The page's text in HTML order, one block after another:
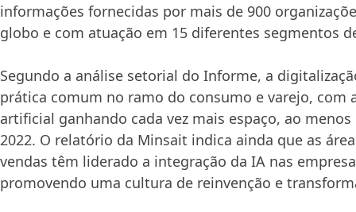
informações fornecidas por mais de 900
globo e com atuação em 15 diferentes segmentos
Segundo a análise setorial do Informe, a
prática comum no ramo do consumo e varejo, com
artificial ganhando cada vez mais espaço, ao
2022. O relatório da Minsait indica ainda que as
vendas têm liderado a integração da IA nas
promovendo uma cultura de reinvenção e